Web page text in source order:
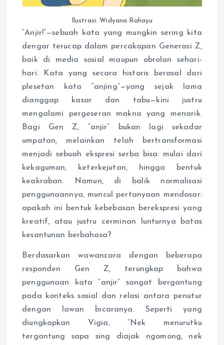
Ilustrasi: Widyana Rahayu
“Anjir!”—sebuah kata yang mungkin sering kita
dengar terucap dalam percakapan Generasi Z,
baik di media sosial maupun obrolan sehari-
hari. Kata yang secara historis berasal dari
plesetan kata “anjing”—yang sejak lama
dianggap kasar dan tabu—kini justru
mengalami pergeseran makna yang menarik.
Bagi Gen Z, “anjir” bukan lagi sekadar
umpatan, melainkan telah bertransformasi
menjadi sebuah ekspresi serba bisa: mulai dari
kekaguman, keterkejutan, hingga bentuk
keakraban. Namun, di balik normalisasi
penggunaannya, muncul pertanyaan mendasar:
apakah ini bentuk kebebasan berekspresi yang
kreatif, atau justru cerminan lunturnya batas
kesantunan berbahasa?
Berdasarkan wawancara dengan beberapa
responden Gen Z, terungkap bahwa
penggunaan kata “anjir” sangat bergantung
pada konteks sosial dan relasi antara penutur
dengan lawan bicaranya. Seperti yang
diungkapkan Vigia, “Nek menurutku
tergantung sapa sing diajak ngomong, nek